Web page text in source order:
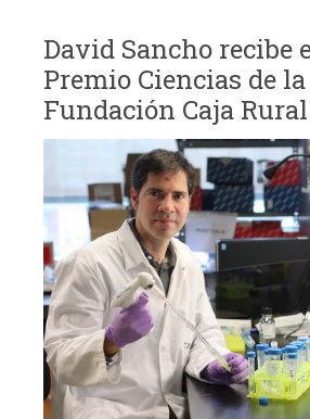
David Sancho recibe
Premio Ciencias de
Fundación Caja